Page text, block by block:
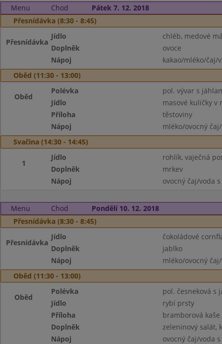
Menu
Chod
Pátek 7. 12. 2018
Přesnídávka (8:30 - 8:45)
Přesnídávka
Jídlo
chléb, medové
Doplněk
ovoce
Nápoj
kakao/mléko/čaj/
Oběd (11:30 - 13:00)
Oběd
Polévka
pol. vývar s
Jídlo
masové kuličky v
Příloha
těstoviny
Nápoj
mléko/ovocný
Svačina (14:30 - 14:45)
1
Jídlo
rohlík, vaječná
Doplněk
mrkev
Nápoj
ovocný čaj/voda
Menu Chod
Pondělí 10. 12. 2018
Přesnídávka (8:30 - 8:45)
Přesnídávka
Jídlo
čokoládové
Doplněk
jablko
Nápoj
mléko/ovocný
Oběd (11:30 - 13:00)
Oběd
Polévka
pol. česneková s
Jídlo
rybí prsty
Příloha
bramborová kaše
Doplněk
zeleninový salát,
Nápoj
ovocný čaj/voda